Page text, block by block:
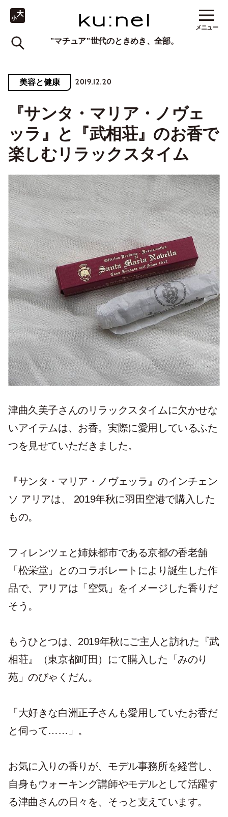
"マチュア"世代のときめき、全部。
メニュー
美容と健康 2019.12.20
『サンタ・マリア・ノヴェ
ッラ』と『武相荘』のお香で
楽しむリラックスタイム
津曲久美子さんのリラックスタイムに欠かせな
いアイテムは、お香。実際に愛用しているふた
つを見せていただきました。
『サンタ・マリア・ノヴェッラ』のインチェン
ソ アリアは、 2019年秋に羽田空港で購入した
もの。
フィレンツェと姉妹都市である京都の香老舗
「松栄堂」とのコラボレートにより誕生した作
品で、アリアは「空気」をイメージした香りだ
そう。
もうひとつは、2019年秋にご主人と訪れた『武
相荘』（東京都町田）にて購入した「みのり
苑」のびゃくだん。
「大好きな白洲正子さんも愛用していたお香だ
と伺って……」。
お気に入りの香りが、モデル事務所を経営し、
自身もウォーキング講師やモデルとして活躍す
る津曲さんの日々を、そっと支えています。